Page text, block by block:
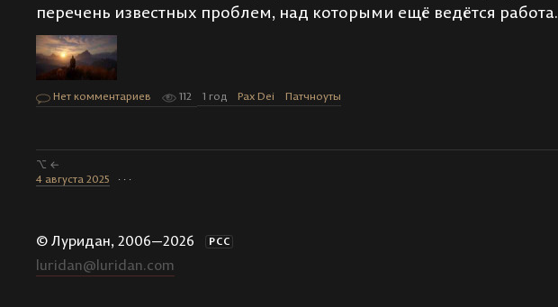
перечень известных проблем, над которыми ещё ведётся работа.
Нет комментариев 112 1 год Pax Dei Патчноуты
⌥ ←
4 августа 2025 · · ·
© Луридан, 2006—2026 РСС
luridan@luridan.com